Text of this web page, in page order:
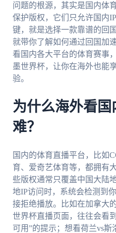
问题的根源，其实是国内
保护版权，它们只允许国内
键，就是选择一款靠谱的回
就带你了解如何通过回国加
看国内各大平台的体育赛事
墨世界杯，让你在海外也能
验。
为什么海外看
难？
国内的体育直播平台，比如
育、爱奇艺体育等，都拥有
些版权通常只覆盖中国大陆
地IP访问时，系统会检测到
接拒绝播放。比如在加拿大
世界杯直播页面，往往会看
可用”的提示；想看荷兰vs斯